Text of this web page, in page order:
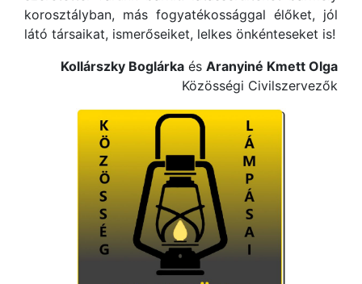
korosztályban, más fogyatékossággal élőket, jól
látó társaikat, ismerőseiket, lelkes önkénteseket is!
Kollárszky Boglárka és Aranyiné Kmett Olga
Közösségi Civilszervezők